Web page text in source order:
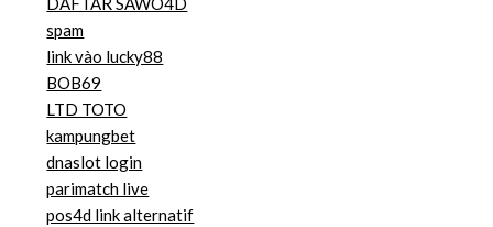
spam
link vào lucky88
BOB69
LTD TOTO
kampungbet
dnaslot login
parimatch live
pos4d link alternatif